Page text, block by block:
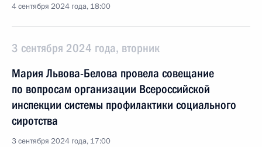
4 сентября 2024 года, 18:00
3 сентября 2024 года, вторник
Мария Львова-Белова провела совещание
по вопросам организации Всероссийской
инспекции системы профилактики социального
сиротства
3 сентября 2024 года, 17:00